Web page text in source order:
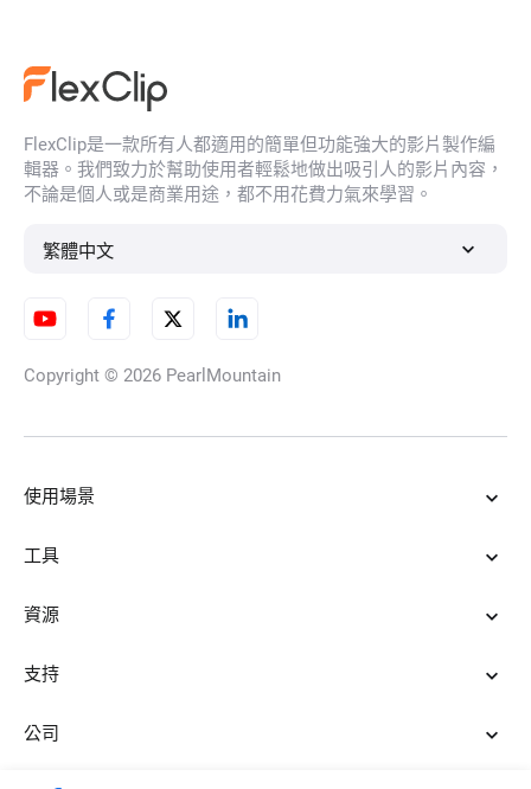
FlexClip是一款所有人都適用的簡單但功能強大的影片製作編
輯器。我們致力於幫助使用者輕鬆地做出吸引人的影片內容，
不論是個人或是商業用途，都不用花費力氣來學習。
繁體中文
Copyright © 2026 PearlMountain
使用場景
工具
資源
支持
公司